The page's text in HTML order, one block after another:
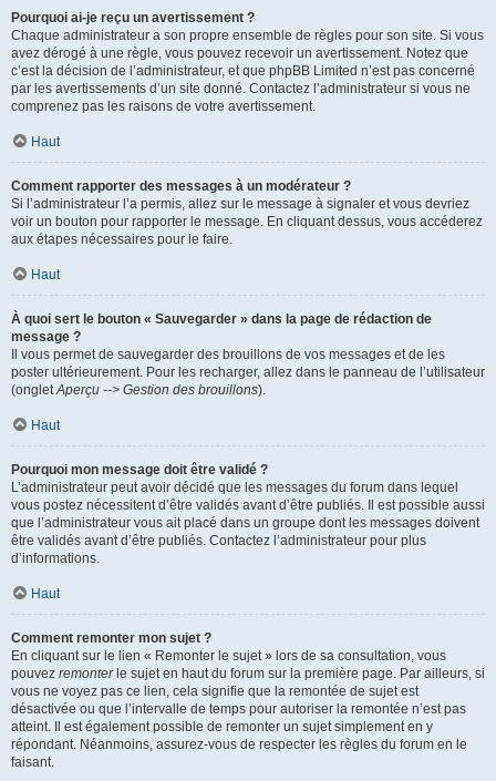
Pourquoi ai-je reçu un avertissement ?
Chaque administrateur a son propre ensemble de règles pour son site. Si vous
avez dérogé à une règle, vous pouvez recevoir un avertissement. Notez que
c’est la décision de l’administrateur, et que phpBB Limited n’est pas concerné
par les avertissements d’un site donné. Contactez l’administrateur si vous ne
comprenez pas les raisons de votre avertissement.
Haut
Comment rapporter des messages à un modérateur ?
Si l’administrateur l’a permis, allez sur le message à signaler et vous devriez
voir un bouton pour rapporter le message. En cliquant dessus, vous accéderez
aux étapes nécessaires pour le faire.
Haut
À quoi sert le bouton « Sauvegarder » dans la page de rédaction de
message ?
Il vous permet de sauvegarder des brouillons de vos messages et de les
poster ultérieurement. Pour les recharger, allez dans le panneau de l’utilisateur
(ongletAperçu --> Gestion des brouillons).
Haut
Pourquoi mon message doit être validé ?
L’administrateur peut avoir décidé que les messages du forum dans lequel
vous postez nécessitent d’être validés avant d’être publiés. Il est possible aussi
que l’administrateur vous ait placé dans un groupe dont les messages doivent
être validés avant d’être publiés. Contactez l’administrateur pour plus
d’informations.
Haut
Comment remonter mon sujet ?
En cliquant sur le lien « Remonter le sujet » lors de sa consultation, vous
pouvez remonterle sujet en haut du forum sur la première page. Par ailleurs, si
vous ne voyez pas ce lien, cela signifie que la remontée de sujet est
désactivée ou que l’intervalle de temps pour autoriser la remontée n’est pas
atteint. Il est également possible de remonter un sujet simplement en y
répondant. Néanmoins, assurez-vous de respecter les règles du forum en le
faisant.